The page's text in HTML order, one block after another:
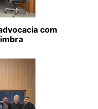
com